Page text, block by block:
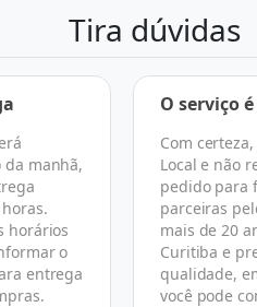
Tira dúvidas
da manhã,
horários
o
entrega
O serviço
Com
Local e não
pedido para
parceiras
mais de 20
Curitiba e
qualidade,
você pode